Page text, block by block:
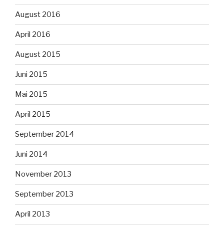
August 2016
April 2016
August 2015
Juni 2015
Mai 2015
April 2015
September 2014
Juni 2014
November 2013
September 2013
April 2013